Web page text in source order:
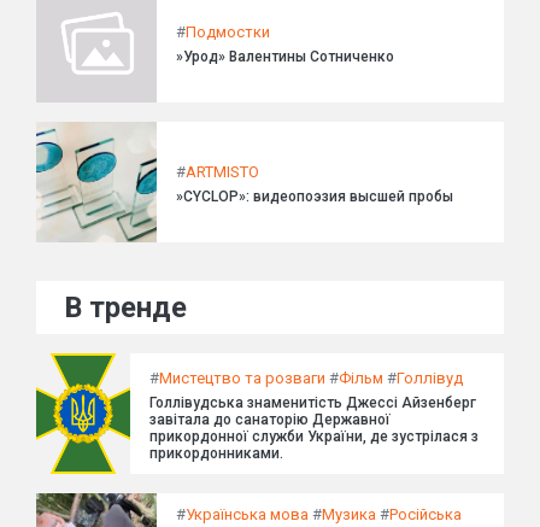
#Подмостки
»Урод» Валентины Сотниченко
#ARTMISTO
»CYCLOP»: видеопоэзия высшей пробы
В тренде
#Мистецтво та розваги #Фільм #Голлівуд
Голлівудська знаменитість Джессі Айзенберг
завітала до санаторію Державної
прикордонної служби України, де зустрілася з
прикордонниками.
#Українська мова #Музика #Російська